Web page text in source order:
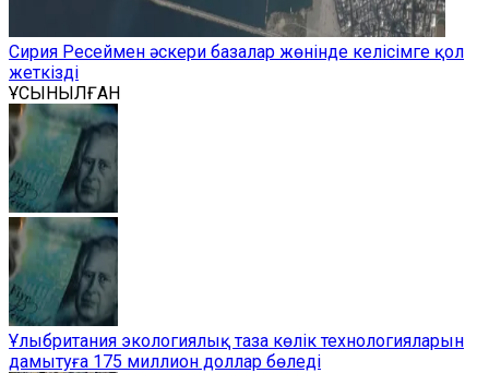
Сирия Ресеймен әскери базалар жөнінде келісімге қол
жеткізді
ҰСЫНЫЛҒАН
Ұлыбритания экологиялық таза көлік технологияларын
дамытуға 175 миллион доллар бөледі